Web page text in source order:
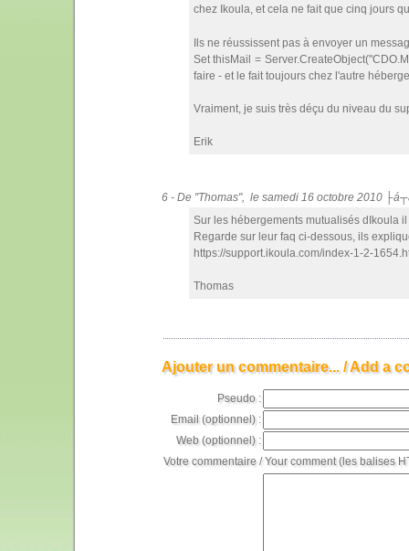
chez Ikoula, et cela ne fait que cinq jours
Ils ne réussissent pas à envoyer un
Set thisMail =
faire - et le fait toujours chez l'autre
Vraiment, je suis très déçu du niveau du
Erik
6 - De "Thomas", le samedi 16 octobre 2010
Sur les hébergements mutualisés dIkoula
Regarde sur leur faq ci-dessous, ils
https://support.ikoula.com/index-1-2-
Thomas
Ajouter un commentaire... / Add a
Pseudo :
Email (optionnel) :
Web (optionnel) :
Votre commentaire / Your comment (les balises